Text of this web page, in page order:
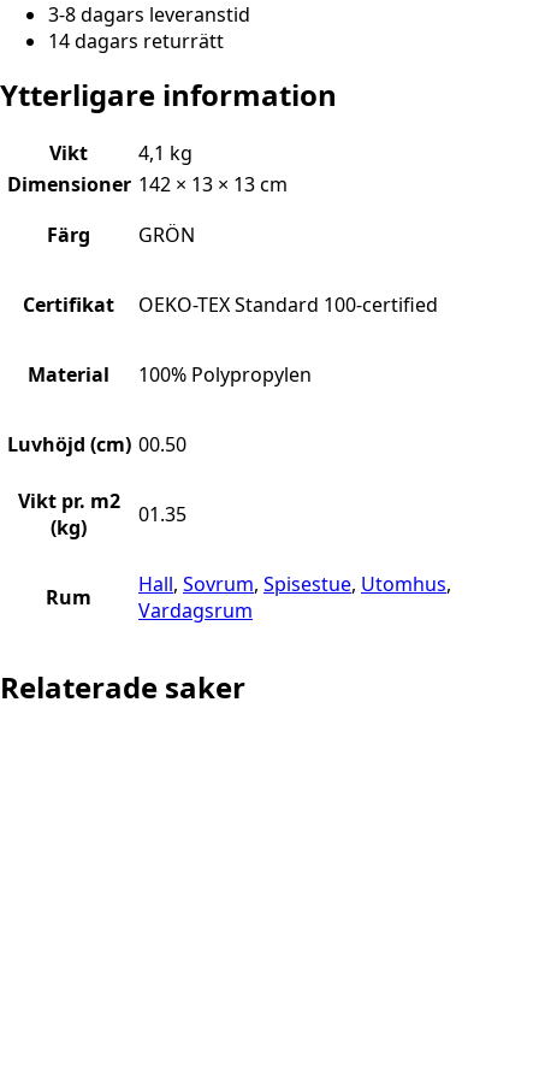
3-8 dagars leveranstid
14 dagars returrätt
Ytterligare information
Vikt
4,1 kg
Dimensioner 142 × 13 × 13 cm
Färg
GRÖN
Certifikat OEKO-TEX Standard 100-certified
Material 100% Polypropylen
Luvhöjd (cm) 00.50
Vikt pr. m2
(kg)
01.35
Rum Hall, Sovrum, Spisestue, Utomhus,
Vardagsrum
Relaterade saker